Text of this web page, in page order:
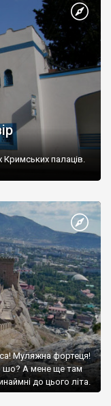
Кримських палаців.
Муляжна фортеця!
шо? А мене ще там
до цього літа.